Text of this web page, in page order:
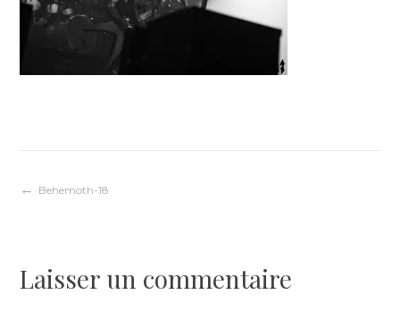
Navigation
l’article
Behemoth-18
Laisser un commentaire